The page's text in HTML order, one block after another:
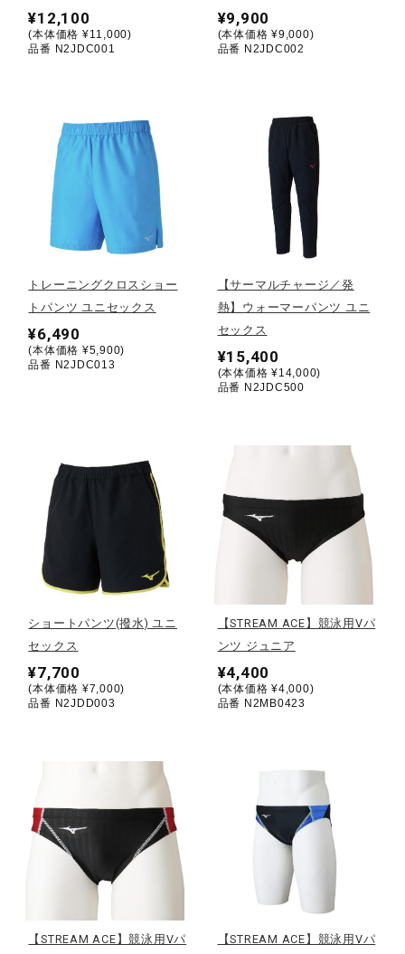
ワーキング
ウォーキングシューズ
ライフスタイルグッズ
インナー
寝具／ミズノスリープ
健康／エクササイズ
ジュニア／キッズ
メディカル
コラボ／ライセンス
セール
その他
サポート
¥12,100
(本体価格 ¥11,000)
品番 N2JDC001
¥9,900
(本体価格 ¥9,000)
品番 N2JDC002
トレーニングクロスショー
トパンツ ユニセックス
¥6,490
(本体価格 ¥5,900)
品番 N2JDC013
【サーマルチャージ／発
熱】ウォーマーパンツ ユニ
セックス
¥15,400
(本体価格 ¥14,000)
品番 N2JDC500
ショートパンツ(撥水) ユニ
セックス
¥7,700
(本体価格 ¥7,000)
品番 N2JDD003
【STREAM ACE】競泳用Vパ
ンツ ジュニア
¥4,400
(本体価格 ¥4,000)
品番 N2MB0423
【STREAM ACE】競泳用Vパ
【STREAM ACE】競泳用Vパ